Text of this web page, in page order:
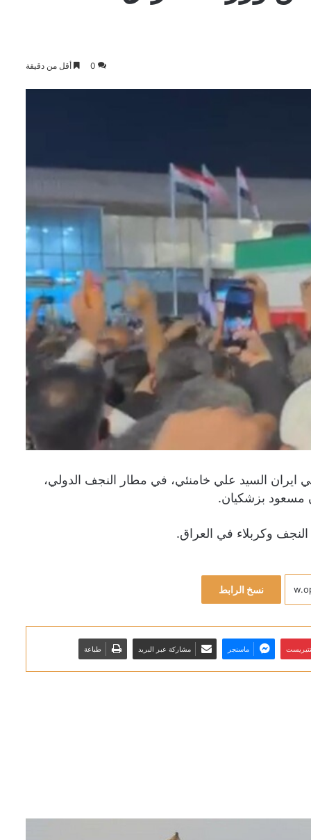
0 أقل من دقيقة
ايران السيد ​علي خامنئي​، في مطار النجف الدولي،
​مسعود بزشكيان​.
وكربلاء في العراق.
نسخ الرابط
ماسنجر مشاركة عبر البريد طباعة